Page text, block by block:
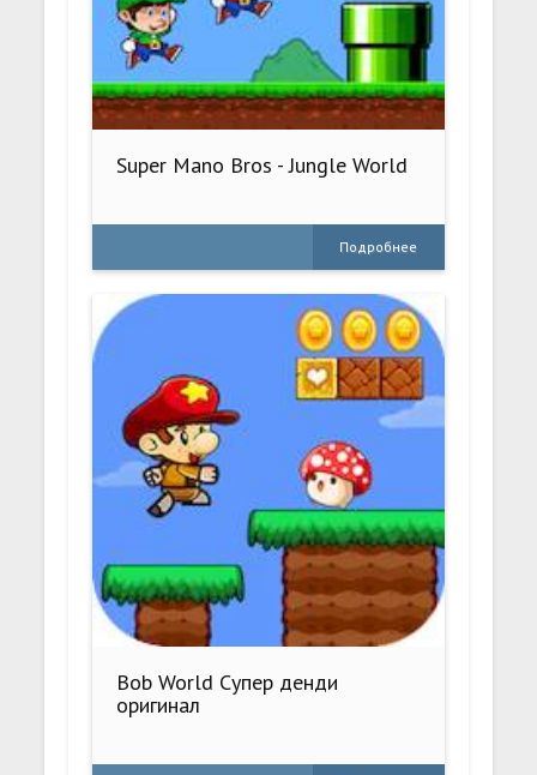
Super Mano Bros - Jungle World
Подробнее
Bob World Супер денди
оригинал